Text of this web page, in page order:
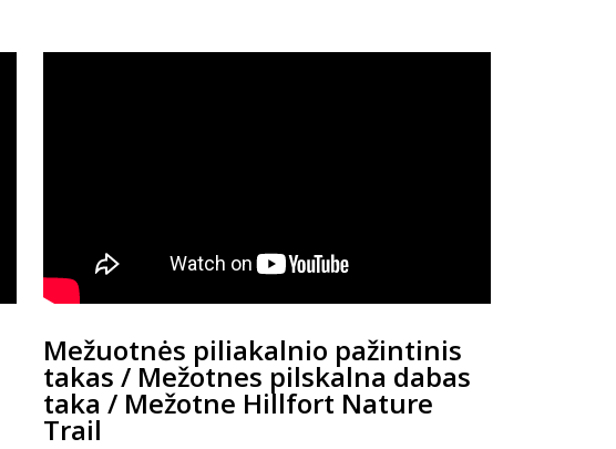
Mežuotnės piliakalnio pažintinis
takas / Mežotnes pilskalna dabas
taka / Mežotne Hillfort Nature
Trail